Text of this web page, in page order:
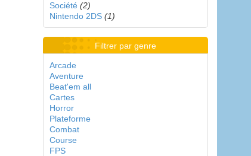
Société (2)
Nintendo 2DS (1)
Filtrer par genre
Arcade
Aventure
Beat'em all
Cartes
Horror
Plateforme
Combat
Course
FPS